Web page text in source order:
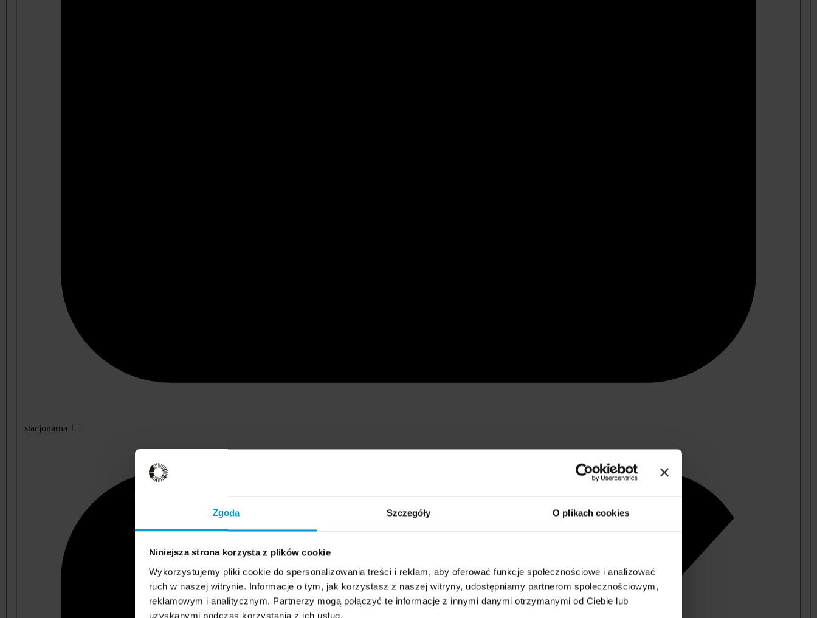
Zgoda Szczegóły O plikach cookies
Niniejsza strona korzysta z plików cookie
Wykorzystujemy pliki cookie do spersonalizowania treści i reklam, aby oferować funkcje społecznościowe i analizować
ruch w naszej witrynie. Informacje o tym, jak korzystasz z naszej witryny, udostępniamy partnerom społecznościowym,
reklamowym i analitycznym. Partnerzy mogą połączyć te informacje z innymi danymi otrzymanymi od Ciebie lub
uzyskanymi podczas korzystania z ich usług.
stacjonarna